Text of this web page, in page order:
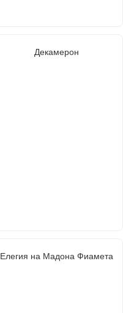
Декамерон
Елегия на Мадона Фиамета